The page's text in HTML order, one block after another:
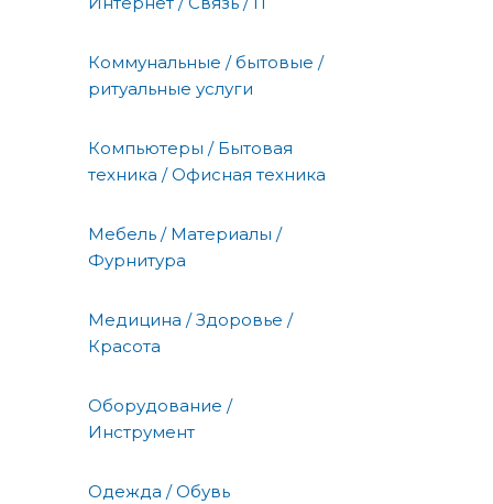
Коммунальные / бытовые /
ритуальные услуги
Компьютеры / Бытовая
техника / Офисная техника
Мебель / Материалы /
Фурнитура
Медицина / Здоровье /
Красота
Оборудование /
Инструмент
Одежда / Обувь